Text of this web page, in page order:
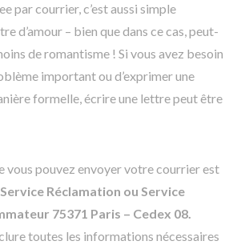
par courrier, c’est aussi simple
d’amour – bien que dans ce cas, peut-
de romantisme ! Si vous avez besoin
important ou d’exprimer une
formelle, écrire une lettre peut être
vous pouvez envoyer votre courrier est
Service Réclamation ou Service
75371 Paris – Cedex 08.
toutes les informations nécessaires